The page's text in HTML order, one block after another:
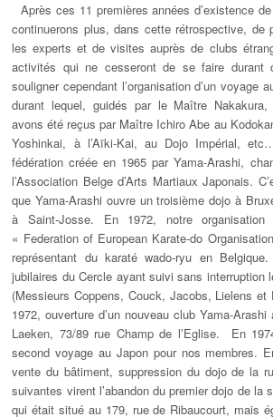
Après ces 11 premières années d’existence
continuerons plus, dans cette rétrospective, de
les experts et de visites auprès de clubs
activités qui ne cesseront de se faire durant
souligner cependant l’organisation d’un voyage
durant lequel, guidés par le Maître Nakakura,
avons été reçus par Maître Ichiro Abe au
Yoshinkai, à l’Aïki-Kai, au Dojo Impérial,
fédération créée en 1965 par Yama-Arashi,
l’Association Belge d’Arts Martiaux Japonais.
que Yama-Arashi ouvre un troisième dojo à
à Saint-Josse. En 1972, notre
« Federation of European Karate-do
représentant du karaté wado-ryu en
jubilaires du Cercle ayant suivi sans interruption
(Messieurs Coppens, Couck, Jacobs, Lielens et
1972, ouverture d’un nouveau club Yama-
Laeken, 73/89 rue Champ de l’Eglise. En
second voyage au Japon pour nos membres.
vente du bâtiment, suppression du dojo de la
suivantes virent l’abandon du premier dojo de la
qui était situé au 179, rue de Ribaucourt, mais